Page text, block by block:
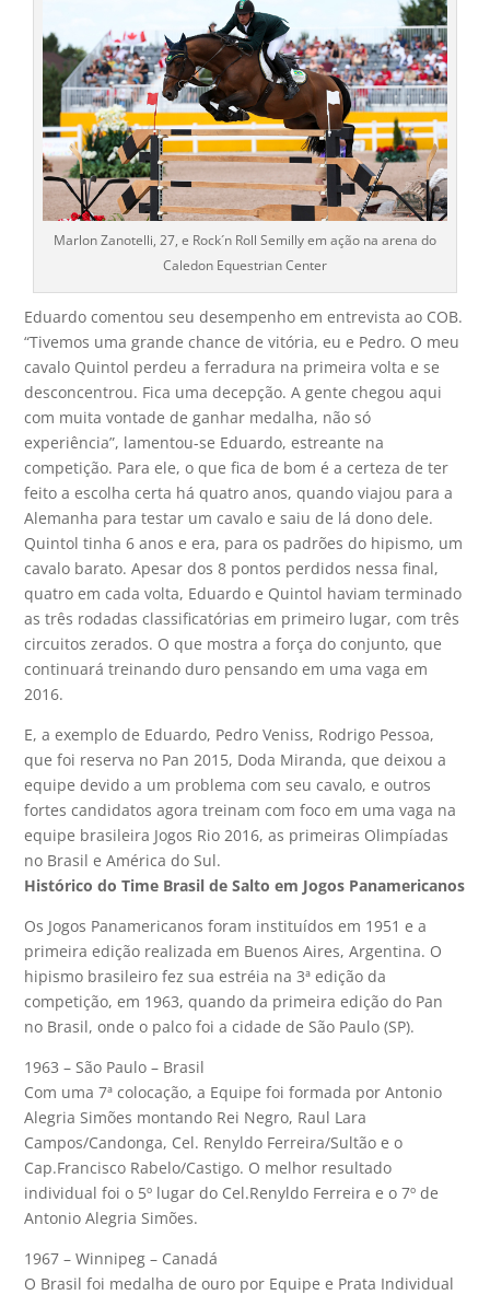
Marlon Zanotelli, 27, e Rock´n Roll Semilly em ação na arena do
Caledon Equestrian Center
Eduardo comentou seu desempenho em entrevista ao COB.
“Tivemos uma grande chance de vitória, eu e Pedro. O meu
cavalo Quintol perdeu a ferradura na primeira volta e se
desconcentrou. Fica uma decepção. A gente chegou aqui
com muita vontade de ganhar medalha, não só
experiência”, lamentou-se Eduardo, estreante na
competição. Para ele, o que fica de bom é a certeza de ter
feito a escolha certa há quatro anos, quando viajou para a
Alemanha para testar um cavalo e saiu de lá dono dele.
Quintol tinha 6 anos e era, para os padrões do hipismo, um
cavalo barato. Apesar dos 8 pontos perdidos nessa final,
quatro em cada volta, Eduardo e Quintol haviam terminado
as três rodadas classificatórias em primeiro lugar, com três
circuitos zerados. O que mostra a força do conjunto, que
continuará treinando duro pensando em uma vaga em
2016.
E, a exemplo de Eduardo, Pedro Veniss, Rodrigo Pessoa,
que foi reserva no Pan 2015, Doda Miranda, que deixou a
equipe devido a um problema com seu cavalo, e outros
fortes candidatos agora treinam com foco em uma vaga na
equipe brasileira Jogos Rio 2016, as primeiras Olimpíadas
no Brasil e América do Sul.
Histórico do Time Brasil de Salto em Jogos Panamericanos
Os Jogos Panamericanos foram instituídos em 1951 e a
primeira edição realizada em Buenos Aires, Argentina. O
hipismo brasileiro fez sua estréia na 3ª edição da
competição, em 1963, quando da primeira edição do Pan
no Brasil, onde o palco foi a cidade de São Paulo (SP).
1963 – São Paulo – Brasil
Com uma 7ª colocação, a Equipe foi formada por Antonio
Alegria Simões montando Rei Negro, Raul Lara
Campos/Candonga, Cel. Renyldo Ferreira/Sultão e o
Cap.Francisco Rabelo/Castigo. O melhor resultado
individual foi o 5º lugar do Cel.Renyldo Ferreira e o 7º de
Antonio Alegria Simões.
1967 – Winnipeg – Canadá
O Brasil foi medalha de ouro por Equipe e Prata Individual